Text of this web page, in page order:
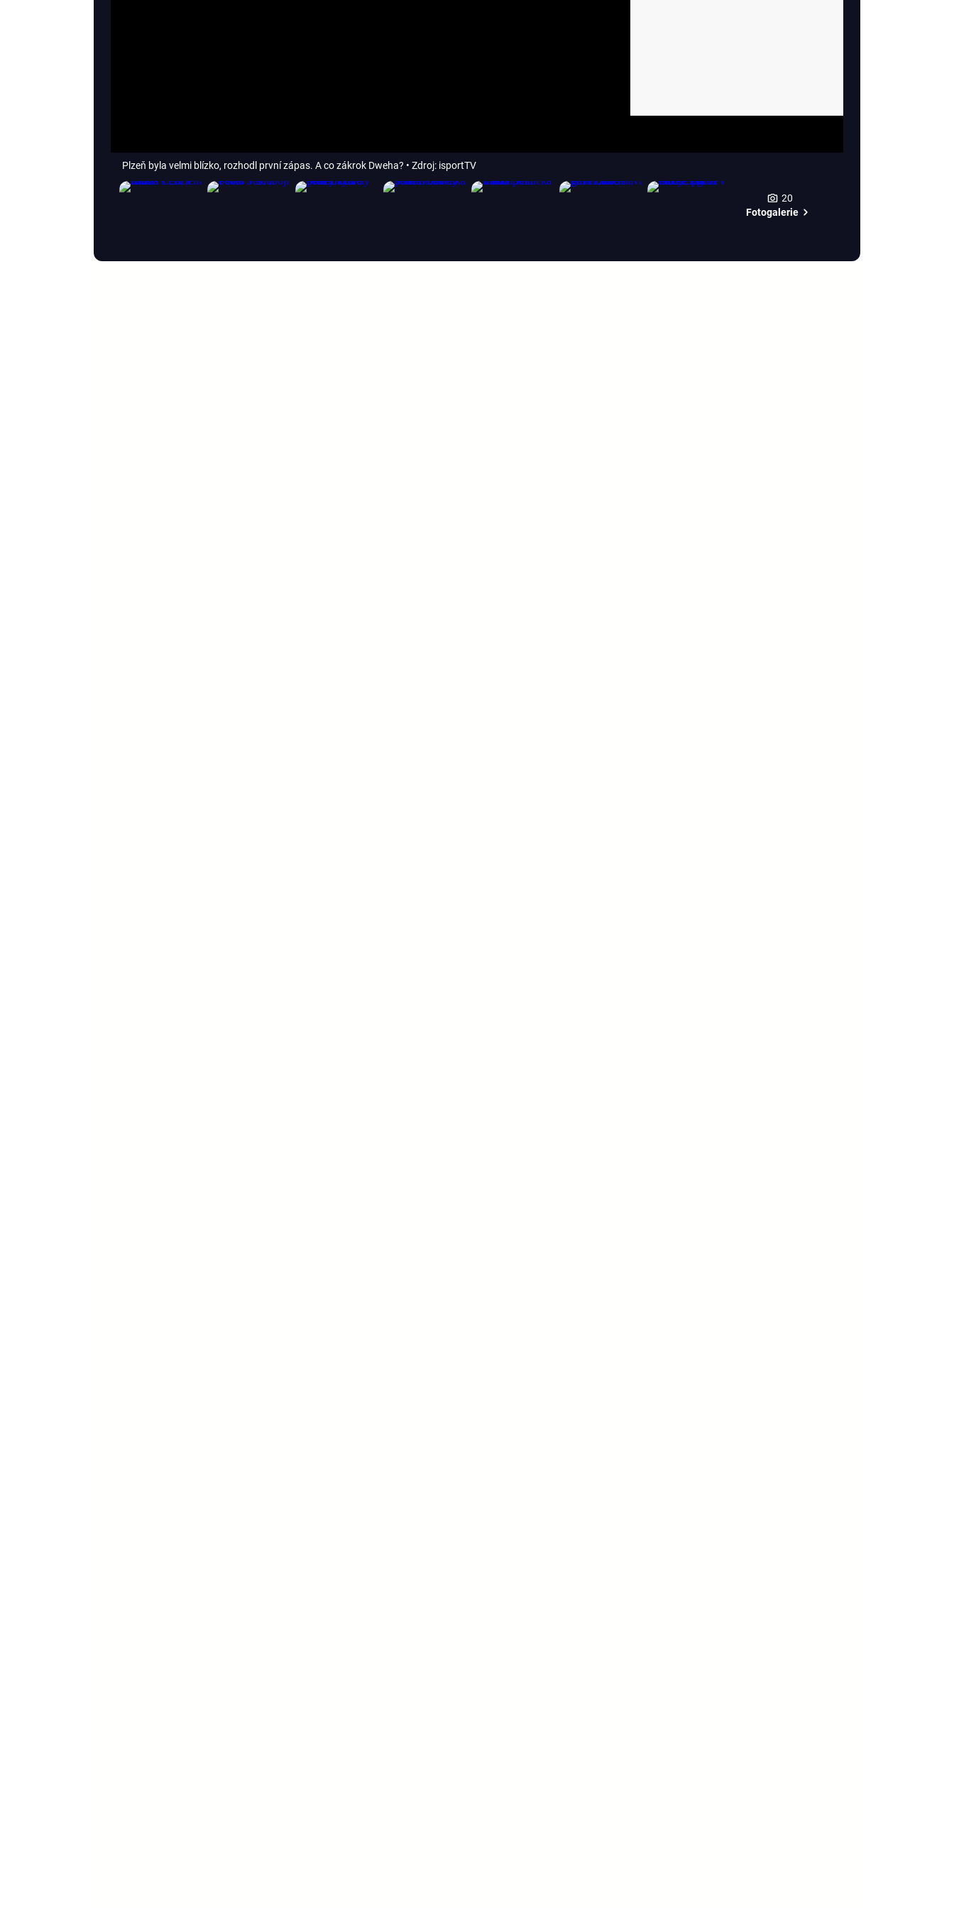
Plzeň byla velmi blízko, rozhodl první zápas. A co zákrok Dweha? • Zdroj: isportTV
20
Fotogalerie